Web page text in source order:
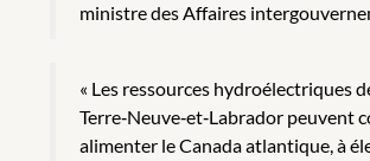
ministre des Affaires
« Les ressources hydroélectriques
Terre‑Neuve‑et‑Labrador peuvent
alimenter le Canada atlantique, à